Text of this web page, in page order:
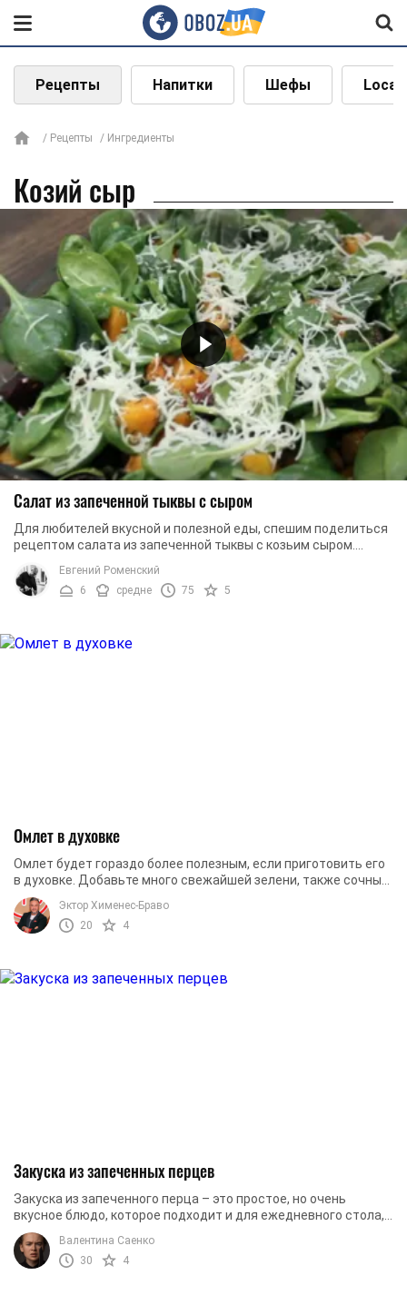
Рецепты Напитки Шефы Local
Рецепты Ингредиенты
Козий сыр
Салат из запеченной тыквы с сыром
Для любителей вкусной и полезной еды, спешим поделиться
рецептом салата из запеченной тыквы с козьим сыром.
Евгений Роменский
6
средне 75 5
Омлет в духовке
Омлет будет гораздо более полезным, если приготовить его
в духовке. Добавьте много свежайшей зелени, также сочные
овощи. Также, не забудьте о сыре.
Эктор Хименес-Браво
20
4
Закуска из запеченных перцев
Закуска из запеченного перца – это простое, но очень
вкусное блюдо, которое подходит и для ежедневного стола,
и для праздничного угощения. Благодаря ...
Валентина Саенко
30
4